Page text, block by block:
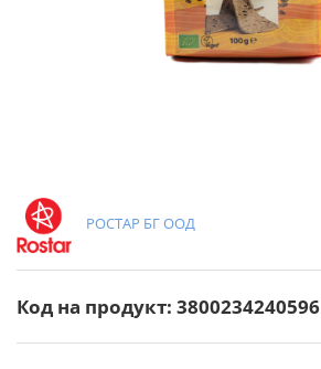
РОСТАР БГ ООД
Код на продукт: 3800234240596